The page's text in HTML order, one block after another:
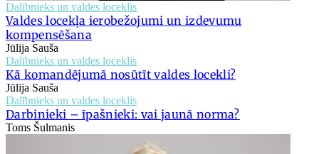
Dalībnieks un valdes loceklis
Valdes locekļa ierobežojumi un izdevumu
kompensēšana
Jūlija Sauša
Dalībnieks un valdes loceklis
Kā komandējumā nosūtīt valdes locekli?
Jūlija Sauša
Dalībnieks un valdes loceklis
Darbinieki – īpašnieki: vai jaunā norma?
Toms Šulmanis